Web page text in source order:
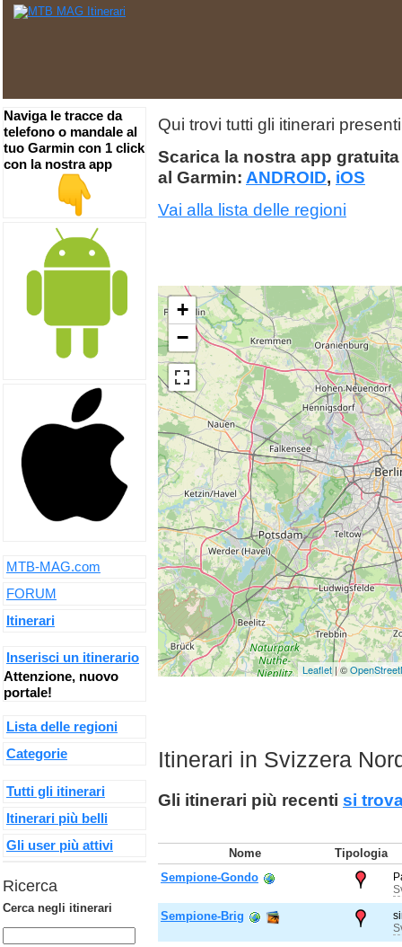
Qui trovi tutti gli itinerari
Scarica la nostra app
al Garmin: ANDROID, iOS
Vai alla lista delle regioni
+
−
Leaflet | ©
Itinerari in Svizzera
Gli itinerari più recenti si
Nome
Tipologia
Sempione-Gondo
Sempione-Brig
Naviga le tracce da
telefono o mandale al
tuo Garmin con 1 click
con la nostra app
MTB-MAG.com
FORUM
Itinerari
Inserisci un itinerario
Attenzione, nuovo
portale!
Lista delle regioni
Categorie
Tutti gli itinerari
Itinerari più belli
Gli user più attivi
Ricerca
Cerca negli itinerari